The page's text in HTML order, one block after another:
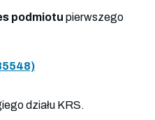
podmiotu pierwszego
działu KRS.